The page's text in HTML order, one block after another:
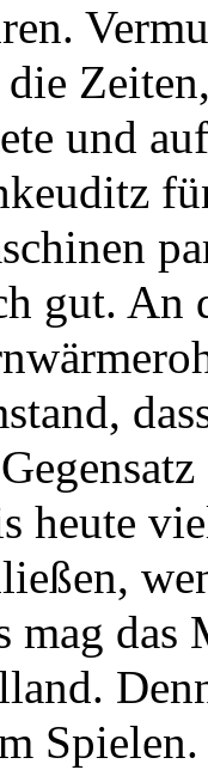
und
gut. An
heute
mag das